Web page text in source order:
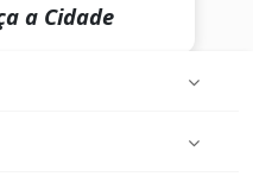
a Cidade